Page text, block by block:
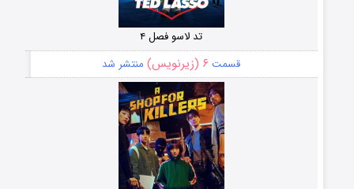
تد لاسو فصل ۴
قسمت ۶ (زیرنویس) منتشر شد